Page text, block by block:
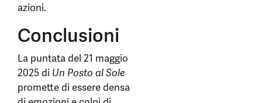
azioni.
Conclusioni
La puntata del 21 maggio
2025 di Un Posto al Sole
promette di essere densa